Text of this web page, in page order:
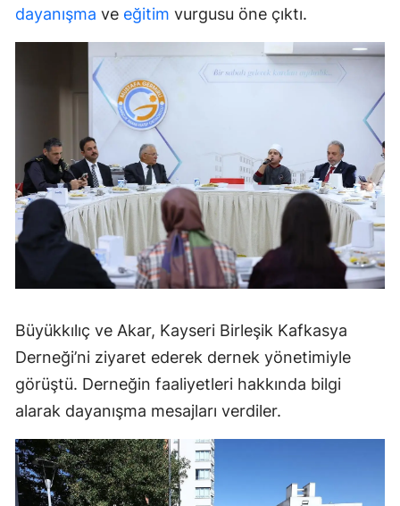
dayanışma ve eğitim vurgusu öne çıktı.
Büyükkılıç ve Akar, Kayseri Birleşik Kafkasya
Derneği’ni ziyaret ederek dernek yönetimiyle
görüştü. Derneğin faaliyetleri hakkında bilgi
alarak dayanışma mesajları verdiler.